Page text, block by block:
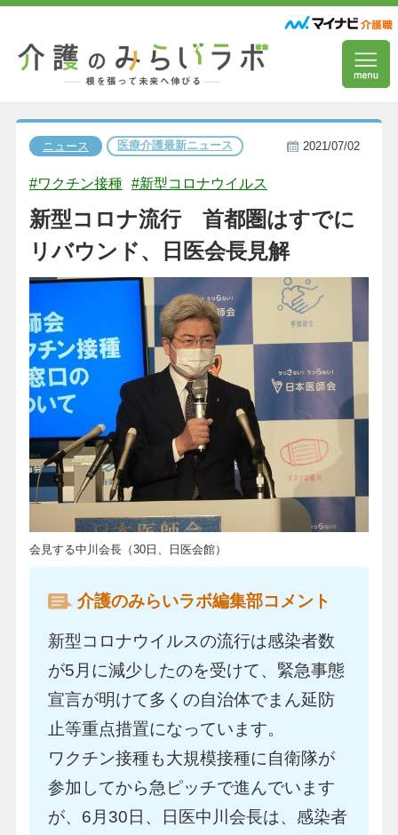
ニュース 医療介護最新ニュース 2021/07/02
#ワクチン接種 #新型コロナウイルス
新型コロナ流行 首都圏はすでに
リバウンド、日医会長見解
会見する中川会長（30日、日医会館）
介護のみらいラボ編集部コメント
新型コロナウイルスの流行は感染者数
が5月に減少したのを受けて、緊急事態
宣言が明けて多くの自治体でまん延防
止等重点措置になっています。
ワクチン接種も大規模接種に自衛隊が
参加してから急ピッチで進んでいます
が、6月30日、日医中川会長は、感染者